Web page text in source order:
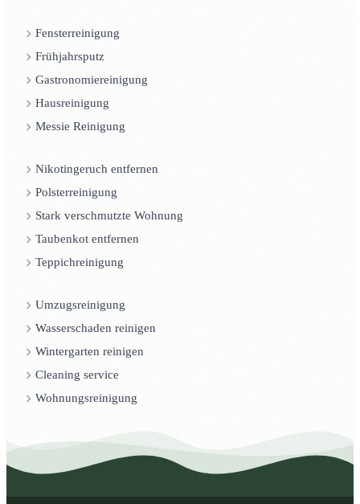
Fensterreinigung
Frühjahrsputz
Gastronomiereinigung
Hausreinigung
Messie Reinigung
Nikotingeruch entfernen
Polsterreinigung
Stark verschmutzte Wohnung
Taubenkot entfernen
Teppichreinigung
Umzugsreinigung
Wasserschaden reinigen
Wintergarten reinigen
Cleaning service
Wohnungsreinigung